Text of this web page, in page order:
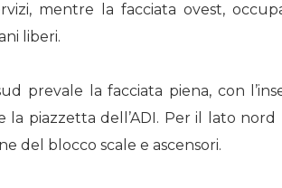
mentre la facciata ovest,
liberi.
prevale la facciata piena, con
la piazzetta dell’ADI. Per il lato
del blocco scale e ascensori.